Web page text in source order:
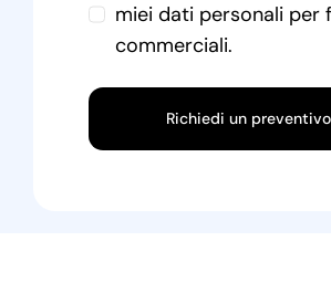
miei dati personali per
commerciali.
Richiedi un preventivo